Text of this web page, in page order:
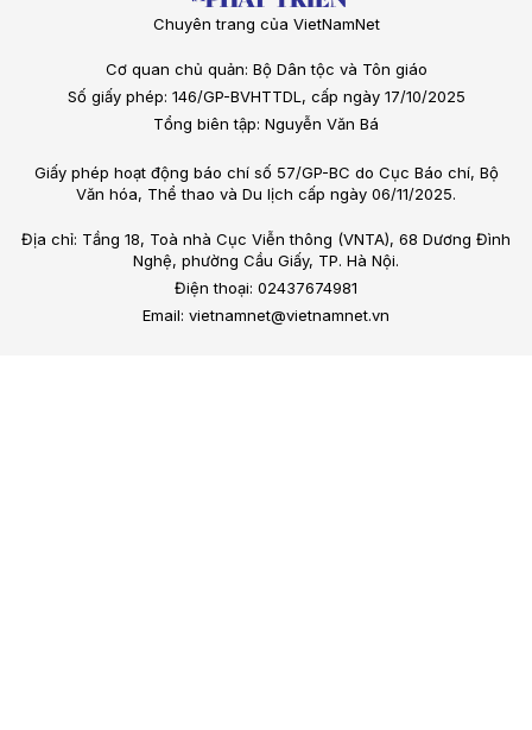
Chuyên trang của VietNamNet
Cơ quan chủ quản: Bộ Dân tộc và Tôn giáo
Số giấy phép: 146/GP-BVHTTDL, cấp ngày 17/10/2025
Tổng biên tập: Nguyễn Văn Bá
Giấy phép hoạt động báo chí số 57/GP-BC do Cục Báo chí, Bộ
Văn hóa, Thể thao và Du lịch cấp ngày 06/11/2025.
Địa chỉ: Tầng 18, Toà nhà Cục Viễn thông (VNTA), 68 Dương Đình
Nghệ, phường Cầu Giấy, TP. Hà Nội.
Điện thoại: 02437674981
Email: vietnamnet@vietnamnet.vn